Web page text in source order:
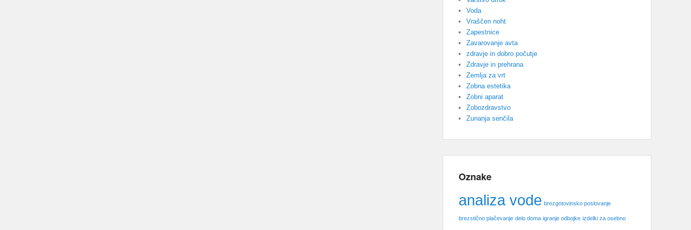
Voda
Vraščen noht
Zapestnice
Zavarovanje avta
zdravje in dobro počutje
Zdravje in prehrana
Zemlja za vrt
Zobna estetika
Zobni aparat
Zobozdravstvo
Zunanja senčila
Oznake
analiza vode brezgotovinsko poslovanje
brezstično plačevanje delo doma igranje odbojke izdelki za osebno